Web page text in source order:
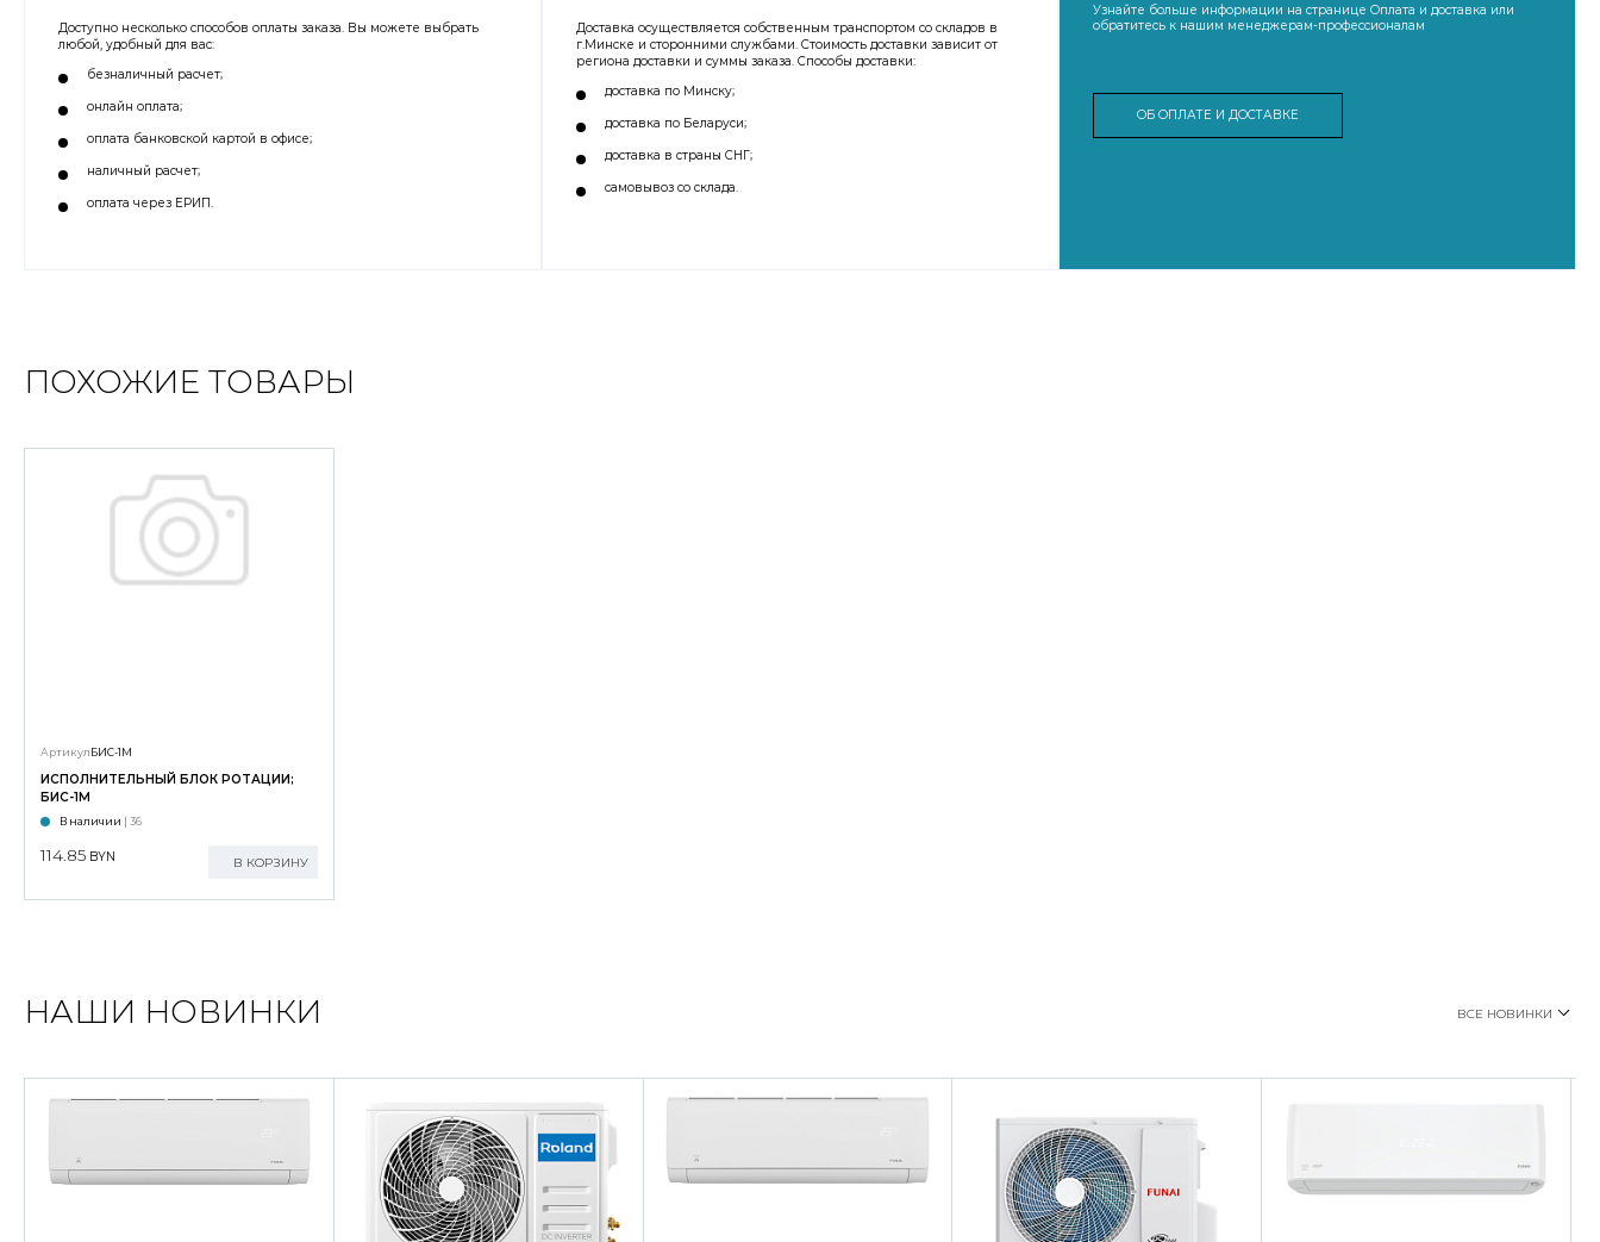
Доступно несколько способов оплаты заказа. Вы можете выбрать
любой, удобный для вас:
безналичный расчет;
онлайн оплата;
оплата банковской картой в офисе;
наличный расчет;
оплата через ЕРИП.
Доставка осуществляется собственным транспортом со складов в
г.Минске и сторонними службами. Стоимость доставки зависит от
региона доставки и суммы заказа. Способы доставки:
доставка по Минску;
доставка по Беларуси;
доставка в страны СНГ;
самовывоз со склада.
Узнайте больше информации на странице Оплата и доставка или
обратитесь к нашим менеджерам-профессионалам
ОБ ОПЛАТЕ И ДОСТАВКЕ
ПОХОЖИЕ ТОВАРЫ
Артикул БИС-1М
ИСПОЛНИТЕЛЬНЫЙ БЛОК РОТАЦИИ;
БИС-1М
В наличии | 36
114.85 BYN В КОРЗИНУ
НАШИ НОВИНКИ ВСЕ НОВИНКИ